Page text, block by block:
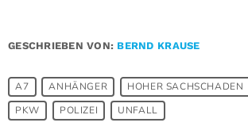
GESCHRIEBEN VON: BERND KRAUSE
A7 ANHÄNGER HOHER SACHSCHADEN
PKW
POLIZEI UNFALL